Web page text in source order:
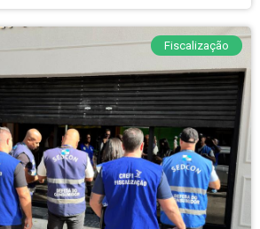
Fiscalização